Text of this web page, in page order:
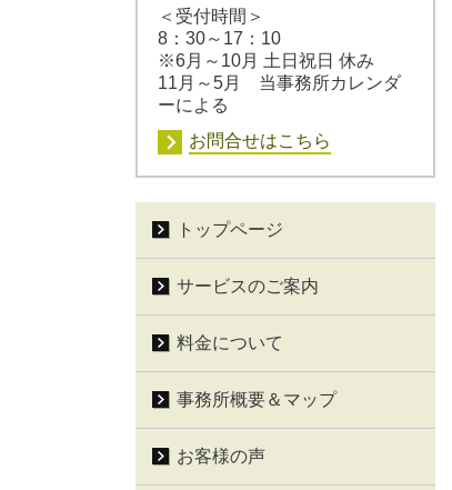
＜受付時間＞
8：30～17：10
※6月～10月 土日祝日 休み
11月～5月 当事務所カレンダ
ーによる
お問合せはこちら
トップページ
サービスのご案内
料金について
事務所概要＆マップ
お客様の声